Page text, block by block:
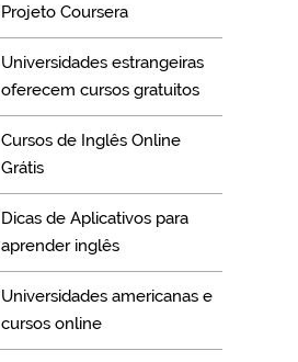
Projeto Coursera
Universidades estrangeiras
oferecem cursos gratuitos
Cursos de Inglês Online
Grátis
Dicas de Aplicativos para
aprender inglês
Universidades americanas e
cursos online